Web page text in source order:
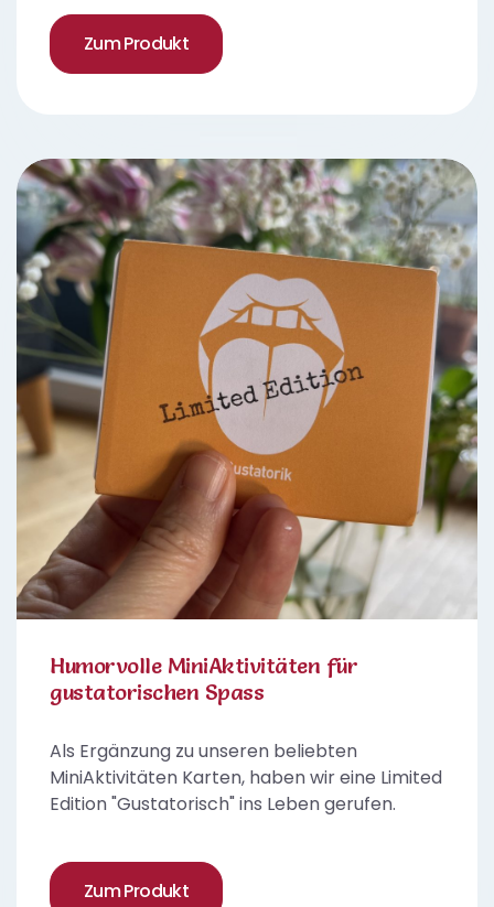
Zum Produkt
Humorvolle MiniAktivitäten für
gustatorischen Spass
Als Ergänzung zu unseren beliebten
MiniAktivitäten Karten, haben wir eine Limited
Edition "Gustatorisch" ins Leben gerufen.
Zum Produkt